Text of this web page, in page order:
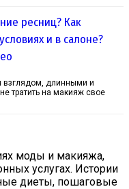
ресниц? Как
и в салоне?
взглядом, длинными и
тратить на макияж свое
моды и макияжа,
услугах. Истории
диеты, пошаговые